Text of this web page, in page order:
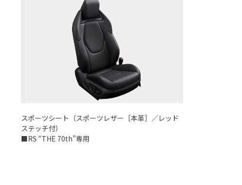
スポーツシート（スポーツレザー［本革］／レッド
ステッチ付）
■RS “THE 70th”専用